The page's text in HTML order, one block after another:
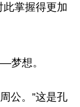
掌握得更加
梦想。
公。”这是孔